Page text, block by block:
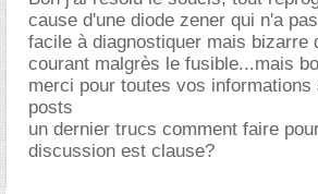
cause d'une diode zener qui n'a
facile à diagnostiquer mais bizarre
courant malgrès le fusible...mais
merci pour toutes vos
posts
un dernier trucs comment faire
discussion est clause?